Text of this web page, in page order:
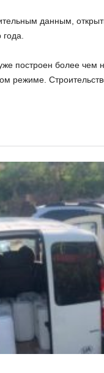
данным,
построен более
режиме.